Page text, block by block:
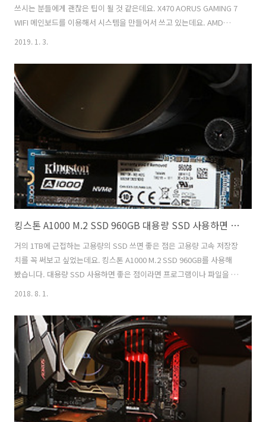
쓰시는 분들에게 괜찮은 팁이 될 것 같은데요. X470 AORUS GAMING 7
WIFI 메인보드를 이용해서 시스템을 만들어서 쓰고 있는데요. AMD
StoreMi 설정으로 더 빠르게 만들 수 있습니다. X470 AORUS GAMING
래도 HDD를 쓰는 분들에게 더 유용한 팁이 될 것 같은데요. SSD 저장장
치를 캐쉬로 동작시켜서 다른 저장장치를 더 빠르게 만들 수 있습니다.
그런데 저는 이번에 옵테인 메모리를 써보려고 합니다. 옵테인 메모리은
16/32GB 모델 두가지가 있고 지금은 가격도 생각보다 저렴한데요. 이것
을 이용하면 연결된 SSD 또는 HDD..
2019. 1. 3.
킹스톤 A1000 M.2 SSD 960GB 대용량 SSD 사용하면 좋은 점
거의 1TB에 근접하는 고용량의 SSD 쓰면 좋은 점은 고용량 고속 저장장
치를 꼭 써보고 싶었는데요. 킹스톤 A1000 M.2 SSD 960GB를 사용해
봤습니다. 대용량 SSD 사용하면 좋은 점이라면 프로그램이나 파일을 많
이용하는 제품 입니다. NVMe 프로토콜을 이용하는 제품이지만 성능은
고성능 SSD에 비해서 약간은 낮지만 가격과 성능에서 상당한 장점이 있
는 제품 입니다. M.2 SSD 중에서는 가장 저렴하면서 고성능 고용량 저장
장치라는 것이죠. SSD를 사용하면서 용량을 좀 넉넉하게 써보고 싶었던
분들에게 권해보고 싶은 제품 입니다. 킹스톤 A1..
2018. 8. 1.